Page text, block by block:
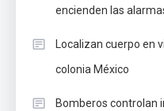
encienden las
Localizan cuerpo en
colonia México
Bomberos controlan